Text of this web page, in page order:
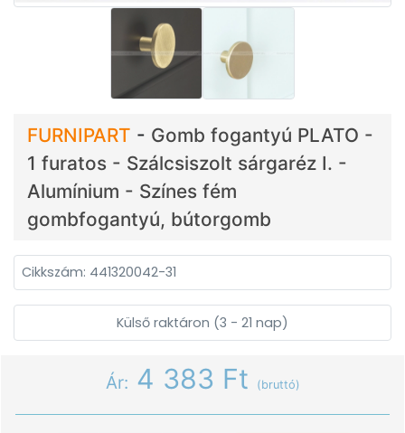
FURNIPART - Gomb fogantyú PLATO -
1 furatos - Szálcsiszolt sárgaréz I. -
Alumínium - Színes fém
gombfogantyú, bútorgomb
Cikkszám: 441320042-31
Külső raktáron (3 - 21 nap)
Ár: 4 383 Ft (bruttó)